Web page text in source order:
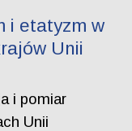
i etatyzm w
Unii
i pomiar
Unii